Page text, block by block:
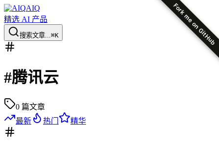
Fork me on GitHub
AIQ
精选 AI 产品
搜索文章...⌘K
#腾讯云
0 篇文章
最新
热门 精华